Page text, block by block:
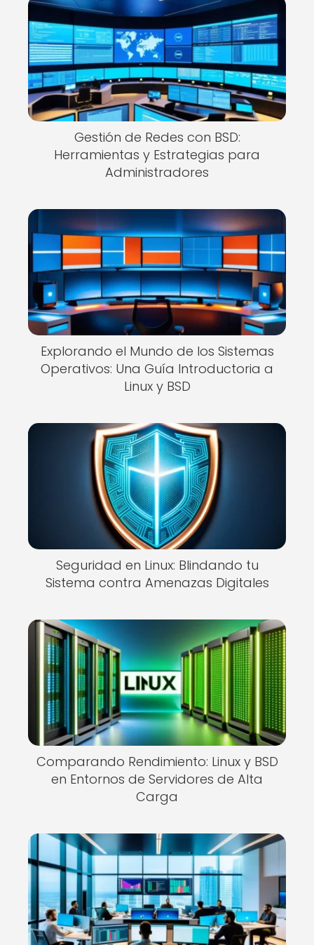
Gestión de Redes con BSD:
Herramientas y Estrategias para
Administradores
Explorando el Mundo de los Sistemas
Operativos: Una Guía Introductoria a
Linux y BSD
Seguridad en Linux: Blindando tu
Sistema contra Amenazas Digitales
Comparando Rendimiento: Linux y BSD
en Entornos de Servidores de Alta
Carga